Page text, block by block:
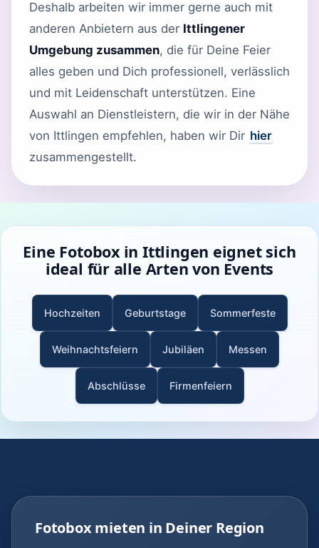
Deshalb arbeiten wir immer gerne auch mit
anderen Anbietern aus der Ittlingener
Umgebung zusammen, die für Deine Feier
alles geben und Dich professionell, verlässlich
und mit Leidenschaft unterstützen. Eine
Auswahl an Dienstleistern, die wir in der Nähe
von Ittlingen empfehlen, haben wir Dir hier
zusammengestellt.
Eine Fotobox in Ittlingen eignet sich
ideal für alle Arten von Events
Hochzeiten Geburtstage Sommerfeste
Weihnachtsfeiern Jubiläen Messen
Abschlüsse Firmenfeiern
Fotobox mieten in Deiner Region